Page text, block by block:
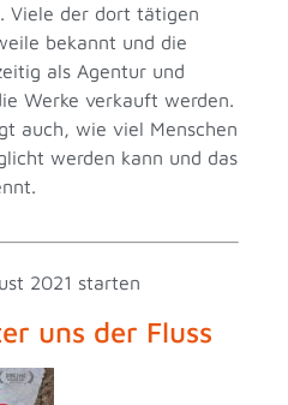
Viele der dort tätigen
bekannt und die
als Agentur und
Werke verkauft werden.
auch, wie viel Menschen
werden kann und das
2021 starten
uns der Fluss